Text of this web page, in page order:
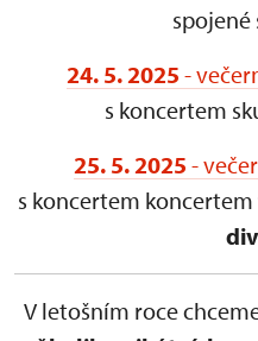
spojené
24. 5. 2025 -
s koncertem
25. 5. 2025 -
s koncertem koncertem
V letošním roce